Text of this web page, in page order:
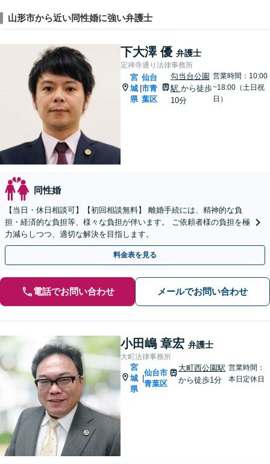
山形市から近い同性婚に強い弁護士
下大澤 優 弁護士
定禅寺通り法律事務所
宮
城
県
仙台
市青
葉区
勾当台公園
駅 から徒歩
10分
営業時間：10:00
~18:00（土日祝
日）
同性婚
【当日・休日相談可】【初回相談無料】 離婚手続には、精神的な負
担・経済的な負担等、様々な負担が伴います。 ご依頼者様の負担を極
力減らしつつ、適切な解決を目指します。
料金表を見る
電話でお問い合わせ メールでお問い合わせ
小田嶋 章宏 弁護士
大町法律事務所
宮
城
県
仙台市
青葉区
大町西公園駅
から徒歩1分
営業時間：
本日定休日